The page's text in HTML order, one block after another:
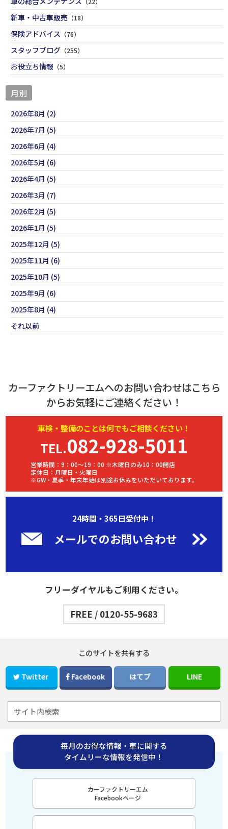
新車・中古車販売 （18）
保険アドバイス （76）
スタッフブログ （255）
お役立ち情報 （5）
月別
2026年8月 (2)
2026年7月 (5)
2026年6月 (4)
2026年5月 (6)
2026年4月 (5)
2026年3月 (7)
2026年2月 (5)
2026年1月 (5)
2025年12月 (5)
2025年11月 (6)
2025年10月 (5)
2025年9月 (6)
2025年8月 (4)
それ以前
カーファクトリーエムへのお問い合わせはこちら
からお気軽にご連絡ください！
車検・ 整備のことは何でもご相談ください！
TEL.082-928-5011
営業時間：9：00～19：00 ※木曜日のみ10：00開店
定休日：月曜日・火曜日
※GW・夏季・年末年始は別途お休みをいただいております。
24時間・365日受付中！
メールでのお問い合わせ
フリーダイヤルもご利用ください。
FREE / 0120-55-9683
このサイトを共有する
Twitter Facebook はてブ LINE
毎月のお得な情報・車に関する
タイムリーな情報を発信中！
カーファクトリーエム
Facebookページ